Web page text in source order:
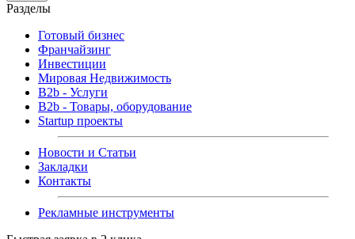
Разделы
Готовый бизнес
Франчайзинг
Инвестиции
Мировая Недвижимость
B2b - Услуги
B2b - Товары, оборудование
Startup проекты
Новости и Статьи
Закладки
Контакты
Рекламные инструменты